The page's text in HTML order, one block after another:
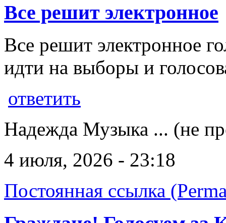
Все решит электронное
Все решит электронное
идти на выборы и
ответить
Надежда Музыка ... (не
4 июля, 2026 - 23:18
Постоянная ссылка